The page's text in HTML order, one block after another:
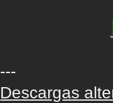
---
Descargas